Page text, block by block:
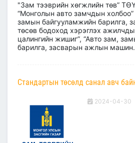
"Зам тээврийн хөгжлийн төв”
“Монголын авто замчдын
замын байгууламжийн барилга,
төсөв бодоход хэрэглэх
цалингийн жишиг”, “Авто зам,
барилга, засварын ажлын
Стандартын төсөлд санал авч
2024-04-30